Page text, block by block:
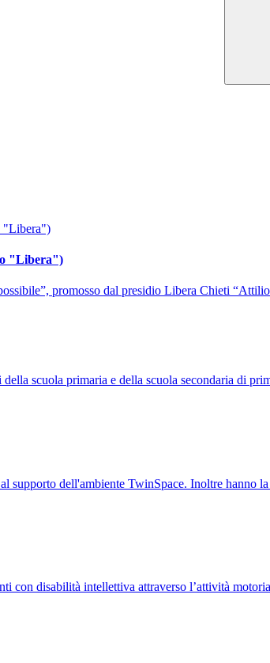
"Libera")
promosso dal presidio Libera Chieti
scuola primaria e della scuola secondaria di
dell'ambiente TwinSpace. Inoltre hanno
con disabilità intellettiva attraverso l’attività